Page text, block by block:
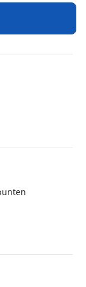
L3H2